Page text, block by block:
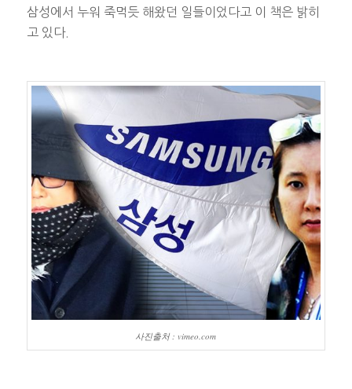
삼성에서 누워 죽먹듯 해왔던 일들이었다고 이 책은 밝히
고 있다.
사진출처 : vimeo.com